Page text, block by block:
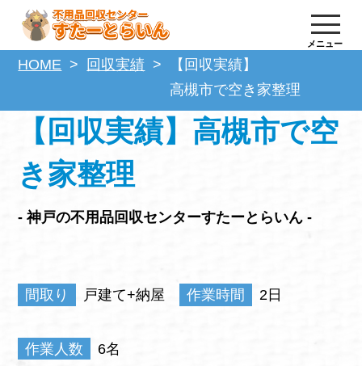
メニュー
HOME 回収実績
【回収実績】
高槻市で空き家整理
【回収実績】高槻市で空
き家整理
- 神戸の不用品回収センターすたーとらいん -
間取り 戸建て+納屋 作業時間 2日
作業人数 6名